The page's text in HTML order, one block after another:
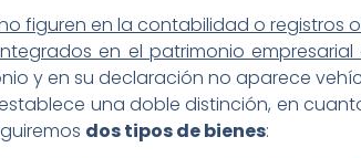
figuren en la contabilidad o
en el patrimonio
y en su declaración no aparece
establece una doble distinción, en
dos tipos de bienes: